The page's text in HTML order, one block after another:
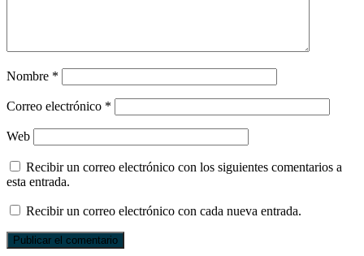
Nombre *
Correo electrónico *
Web
Recibir un correo electrónico con los siguientes comentarios a
esta entrada.
Recibir un correo electrónico con cada nueva entrada.